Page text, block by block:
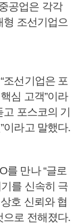
공업은 각각
형 조선기업으
조선기업은 포
심 고객”이라
포스코의 기
이라고 말했다.
를 만나 “글로
를 신속히 극
호 신뢰와 협
으로 전해졌다.